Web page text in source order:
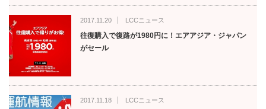
2017.11.20 LCCニュース
往復購入で復路が1980円に！エアアジア・ジャパン
がセール
2017.11.18 LCCニュース